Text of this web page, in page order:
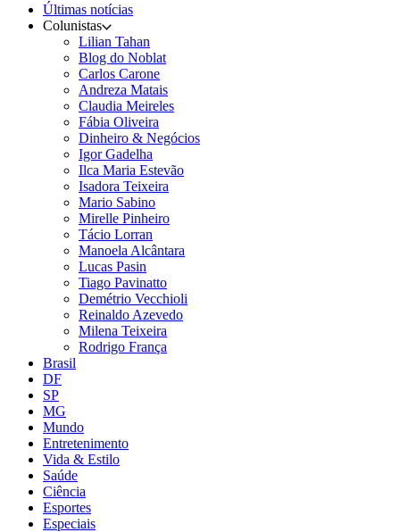
Últimas notícias
Colunistas
Lilian Tahan
Blog do Noblat
Carlos Carone
Andreza Matais
Claudia Meireles
Fábia Oliveira
Dinheiro & Negócios
Igor Gadelha
Ilca Maria Estevão
Isadora Teixeira
Mario Sabino
Mirelle Pinheiro
Tácio Lorran
Manoela Alcântara
Lucas Pasin
Tiago Pavinatto
Demétrio Vecchioli
Reinaldo Azevedo
Milena Teixeira
Rodrigo França
Brasil
DF
SP
MG
Mundo
Entretenimento
Vida & Estilo
Saúde
Ciência
Esportes
Especiais